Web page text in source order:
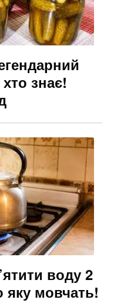
знає!
воду 2
мовчать!